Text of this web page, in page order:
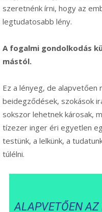
szeretnénk írni, hogy az
legtudatosabb lény.
A fogalmi gondolkodás
mástól.
Ez a lényeg, de alapvetően
beidegződések, szokások
sokszor lehetnek károsak,
tízezer inger éri egyetlen
testünk, a lelkünk, a
túlélni.
ALAPVETŐEN AZ